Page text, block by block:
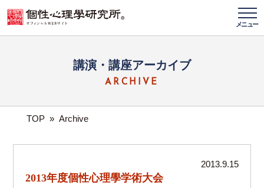
メニュー
講演・講座アーカイブ
ARCHIVE
TOP » Archive
2013.9.15
2013年度個性心理學学術大会